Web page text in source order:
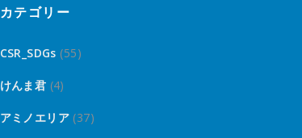
カテゴリー
CSR_SDGs (55)
けんま君 (4)
アミノエリア (37)